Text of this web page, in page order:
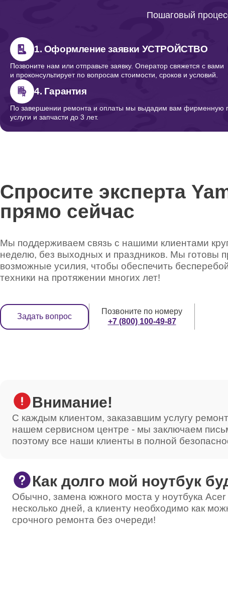
Пошаговый
1. Оформление заявки УСТРОЙСТВО
Позвоните нам или отправьте заявку. Оператор свяжется с вами
и проконсультирует по вопросам стоимости, сроков и условий.
4. Гарантия
По завершении ремонта и оплаты мы выдадим вам фирменную
услуги и запчасти до 3 лет.
Спросите эксперта
прямо сейчас
Мы поддерживаем связь с нашими клиентами
неделю, без выходных и праздников. Мы готовы
возможные усилия, чтобы обеспечить
техники на протяжении многих лет!
Задать вопрос
Позвоните по номеру
+7 (800) 100-49-87
Внимание!
С каждым клиентом, заказавшим услугу
нашем сервисном центре - мы заключаем
поэтому все наши клиенты в полной
Как долго мой ноутбук
Обычно, замена южного моста у ноутбука Acer
несколько дней, а клиенту необходимо как
срочного ремонта без очереди!